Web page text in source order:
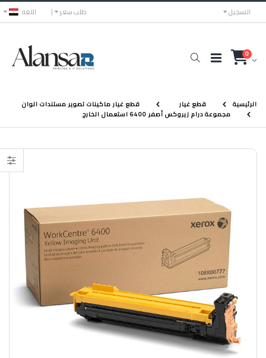
اللغه طلب سعر التسجيل
0
الرئيسية قطع غيار
قطع غيار ماكينات تصوير مستندات الوان
مجموعة درام زيروكس أصفر 6400 استعمال الخارج